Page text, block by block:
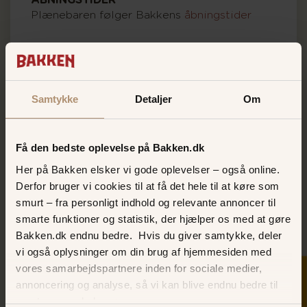
Samtykke Detaljer Om
Få den bedste oplevelse på Bakken.dk
Her på Bakken elsker vi gode oplevelser – også online.
Derfor bruger vi cookies til at få det hele til at køre som
smurt – fra personligt indhold og relevante annoncer til
smarte funktioner og statistik, der hjælper os med at gøre
Bakken.dk endnu bedre. Hvis du giver samtykke, deler
vi også oplysninger om din brug af hjemmesiden med
vores samarbejdspartnere inden for sociale medier,
annoncering og analyse, så vi kan blive endnu bedre til
næste gang, du besøger os.
Plænebaren følger Bakkens åbningstider